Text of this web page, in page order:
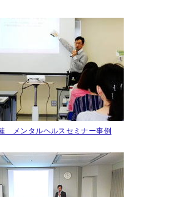
メンタルヘルスセミナー事例